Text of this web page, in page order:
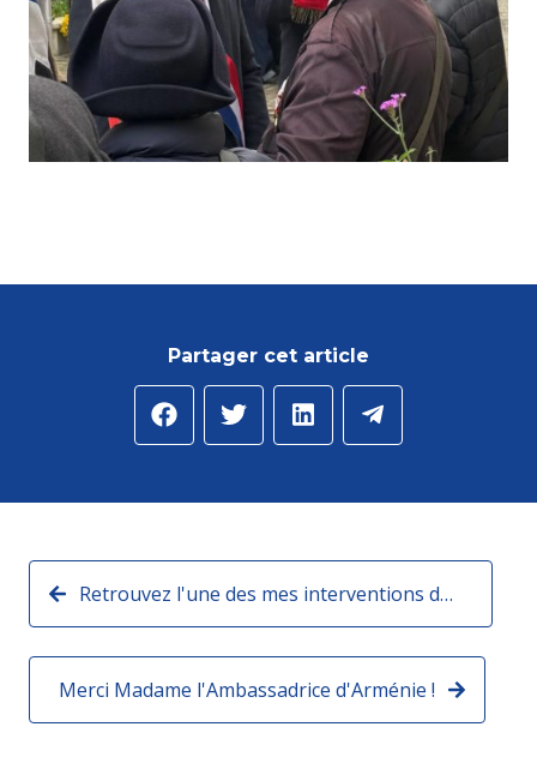
Partager cet article
Retrouvez l'une des mes interventions dans "La grande interview" de CNEWS et Europe 1 sur l'augmentation des impôts :
Merci Madame l'Ambassadrice d'Arménie !